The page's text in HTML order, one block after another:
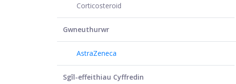
Corticosteroid
Gwneuthurwr
AstraZeneca
Sgîl-effeithiau Cyffredin